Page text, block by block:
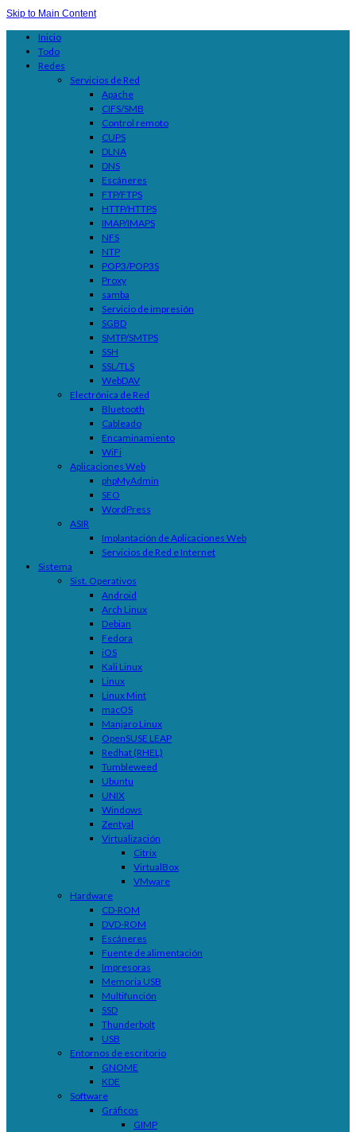
Skip to Main Content
Inicio
Todo
Redes
Servicios de Red
Apache
CIFS/SMB
Control remoto
CUPS
DLNA
DNS
Escáneres
FTP/FTPS
HTTP/HTTPS
IMAP/IMAPS
NFS
NTP
POP3/POP3S
Proxy
samba
Servicio de impresión
SGBD
SMTP/SMTPS
SSH
SSL/TLS
WebDAV
Electrónica de Red
Bluetooth
Cableado
Encaminamiento
WiFi
Aplicaciones Web
phpMyAdmin
SEO
WordPress
ASIR
Implantación de Aplicaciones Web
Servicios de Red e Internet
Sistema
Sist. Operativos
Android
Arch Linux
Debian
Fedora
iOS
Kali Linux
Linux
Linux Mint
macOS
Manjaro Linux
OpenSUSE LEAP
Redhat (RHEL)
Tumbleweed
Ubuntu
UNIX
Windows
Zentyal
Virtualización
Citrix
VirtualBox
VMware
Hardware
CD-ROM
DVD-ROM
Escáneres
Fuente de alimentación
Impresoras
Memoria USB
Multifunción
SSD
Thunderbolt
USB
Entornos de escritorio
GNOME
KDE
Software
Gráficos
GIMP